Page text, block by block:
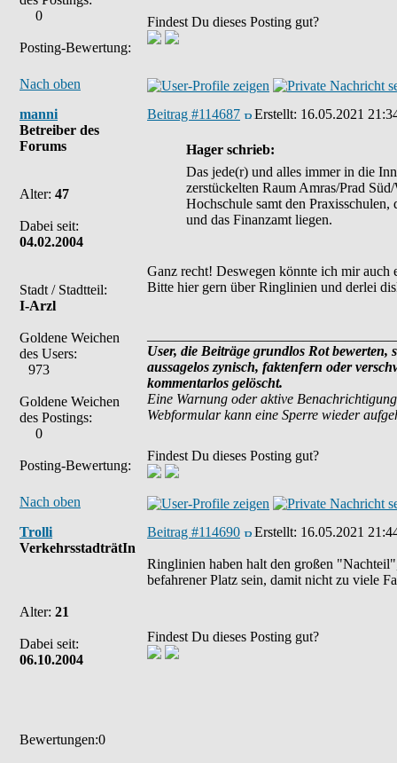
0
Posting-Bewertung:
Findest Du dieses Posting gut?
Nach oben
manni
Betreiber des
Forums
Alter: 47
Dabei seit:
04.02.2004
Stadt / Stadtteil:
I-Arzl
Goldene Weichen
des Users:
973
Goldene Weichen
des Postings:
0
Posting-Bewertung:
Beitrag #114687 Erstellt: 16.05.2021
Hager schrieb:
Das jede(r) und alles immer in die
zerstückelten Raum Amras/Prad
Hochschule samt den
und das Finanzamt liegen.
Ganz recht! Deswegen könnte ich mir auch
Bitte hier gern über Ringlinien und derlei
User, die Beiträge grundlos Rot
aussagelos zynisch, faktenfern oder
kommentarlos gelöscht.
Eine Warnung oder aktive
Webformular kann eine Sperre wieder
Findest Du dieses Posting gut?
Nach oben
Trolli
VerkehrsstadträtIn
Alter: 21
Dabei seit:
06.10.2004
Bewertungen:0
Beitrag #114690 Erstellt: 16.05.2021
Ringlinien haben halt den großen
befahrener Platz sein, damit nicht zu viele
Findest Du dieses Posting gut?